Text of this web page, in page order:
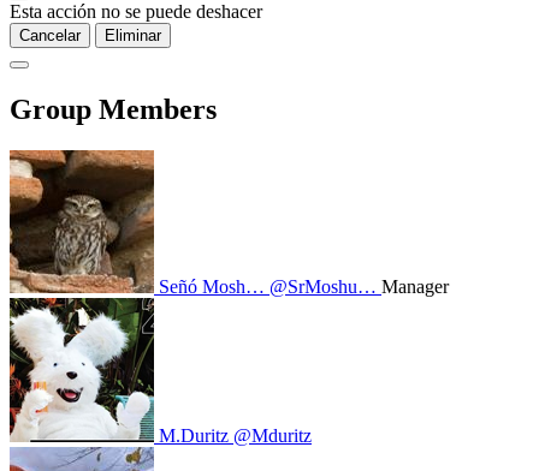
Esta acción no se puede deshacer
Cancelar Eliminar
Group Members
Señó Mosh… @SrMoshu… Manager
M.Duritz @Mduritz